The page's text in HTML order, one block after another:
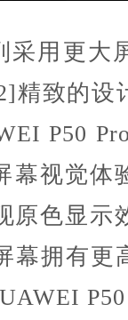
用更大
精致的设
P50
幕视觉体
原色显示
幕拥有更